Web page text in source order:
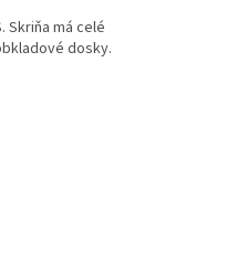
Skriňa má celé
dosky.